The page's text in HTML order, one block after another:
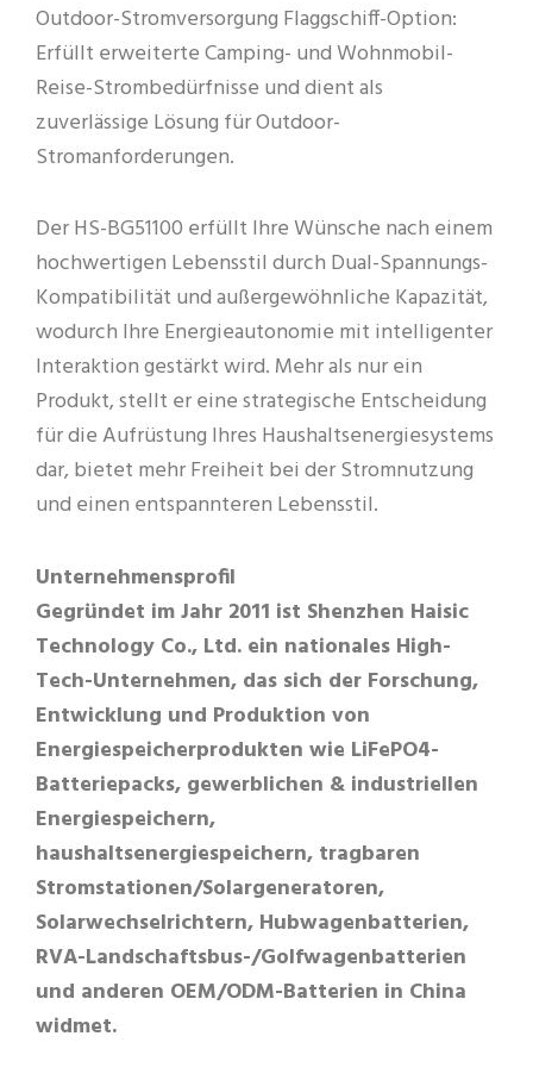
Outdoor-Stromversorgung Flaggschiff-Option:
Erfüllt erweiterte Camping- und Wohnmobil-
Reise-Strombedürfnisse und dient als
zuverlässige Lösung für Outdoor-
Stromanforderungen.
Der HS-BG51100 erfüllt Ihre Wünsche nach einem
hochwertigen Lebensstil durch Dual-Spannungs-
Kompatibilität und außergewöhnliche Kapazität,
wodurch Ihre Energieautonomie mit intelligenter
Interaktion gestärkt wird. Mehr als nur ein
Produkt, stellt er eine strategische Entscheidung
für die Aufrüstung Ihres Haushaltsenergiesystems
dar, bietet mehr Freiheit bei der Stromnutzung
und einen entspannteren Lebensstil.
Unternehmensprofil
Gegründet im Jahr 2011 ist Shenzhen Haisic
Technology Co., Ltd. ein nationales High-
Tech-Unternehmen, das sich der Forschung,
Entwicklung und Produktion von
Energiespeicherprodukten wie LiFePO4-
Batteriepacks, gewerblichen & industriellen
Energiespeichern,
haushaltsenergiespeichern, tragbaren
Stromstationen/Solargeneratoren,
Solarwechselrichtern, Hubwagenbatterien,
RVA-Landschaftsbus-/Golfwagenbatterien
und anderen OEM/ODM-Batterien in China
widmet.